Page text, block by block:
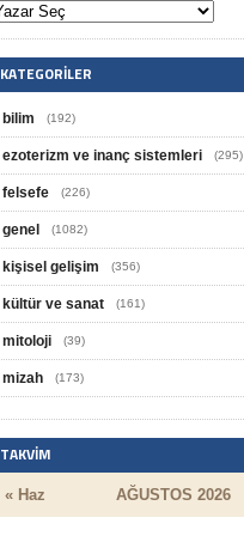
KATEGORILER
bilim (192)
ezoterizm ve inanç sistemleri (295)
felsefe (226)
genel (1082)
kişisel gelişim (356)
kültür ve sanat (161)
mitoloji (39)
mizah (173)
TAKVIM
AĞUSTOS 2026
« Haz